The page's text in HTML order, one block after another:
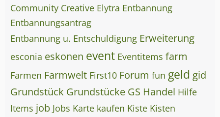
Community Creative Elytra Entbannung
Entbannungsantrag
Entbannung u. Entschuldigung Erweiterung
esconia eskonen event Eventitems farm
Farmen Farmwelt First10 Forum fun geld gid
Grundstück Grundstücke GS Handel Hilfe
Items job Jobs Karte kaufen Kiste Kisten